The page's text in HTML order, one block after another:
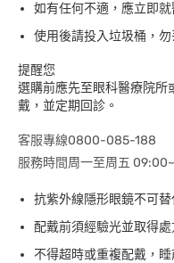
如有任何不適，應立即就
使用後請投入垃圾桶，勿
提醒您
選購前應先至眼科醫療院所
戴，並定期回診。
客服專線0800-085-188
服務時間周一至周五
抗紫外線隱形眼鏡不可
配戴前須經驗光並取得處
不得超時或重複配戴，睡